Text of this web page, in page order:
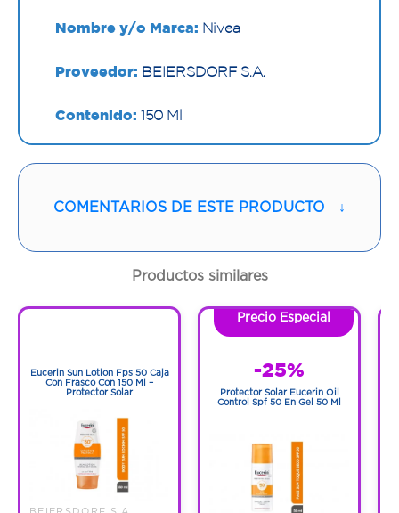
Nombre y/o Marca: Nivea
Proveedor: BEIERSDORF S.A.
Contenido: 150 Ml
Código:1299836
COMENTARIOS DE ESTE PRODUCTO ↓
Productos similares
Eucerin Sun Lotion Fps 50 Caja
Con Frasco Con 150 Ml –
Protector Solar
Precio Especial
-25%
Protector Solar Eucerin Oil
Control Spf 50 En Gel 50 Ml